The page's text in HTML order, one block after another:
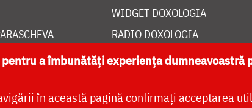
WIDGET DOXOLOGIA
RADIO DOXOLOGIA
a îmbunătăți experiența dumneavoastră
în această pagină confirmați acceptarea